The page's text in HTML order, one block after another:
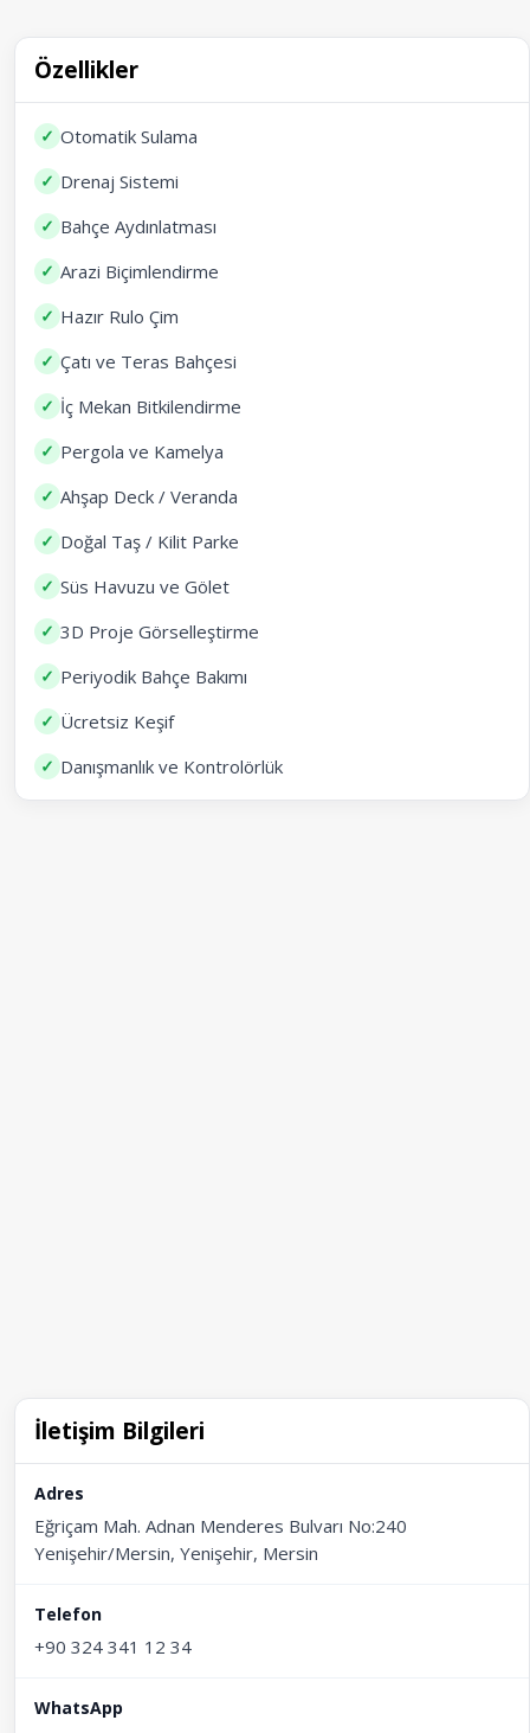
Özellikler
✓ Otomatik Sulama
✓ Drenaj Sistemi
✓ Bahçe Aydınlatması
✓ Arazi Biçimlendirme
✓ Hazır Rulo Çim
✓ Çatı ve Teras Bahçesi
✓ İç Mekan Bitkilendirme
✓ Pergola ve Kamelya
✓ Ahşap Deck / Veranda
✓ Doğal Taş / Kilit Parke
✓ Süs Havuzu ve Gölet
✓ 3D Proje Görselleştirme
✓ Periyodik Bahçe Bakımı
✓ Ücretsiz Keşif
✓ Danışmanlık ve Kontrolörlük
İletişim Bilgileri
Adres
Eğriçam Mah. Adnan Menderes Bulvarı No:240
Yenişehir/Mersin, Yenişehir, Mersin
Telefon
+90 324 341 12 34
WhatsApp